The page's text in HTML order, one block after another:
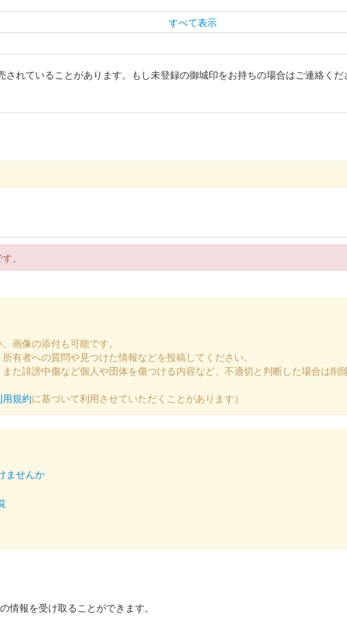
すべて表示
記念版
のいわつき武者の倉〜関東友城集結の陣〜のブースにて販売された御城印。30
ス2024版 小説秋扇記念
ェス2024版 歴代城主家紋
ス2024版 檜扇
れていることがあります。もし未登録の御城印をお持ちの場合はご連絡くだ
。
画像の添付も可能です。
有者への質問や見つけた情報などを投稿してください。
た誹謗中傷など個人や団体を傷つける内容など、不適切と判断した場合は削
用規約に基づいて利用させていただくことがあります）
ませんか
情報を受け取ることができます。